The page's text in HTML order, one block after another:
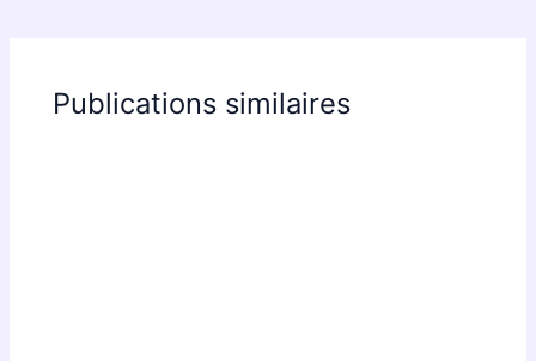
Publications similaires